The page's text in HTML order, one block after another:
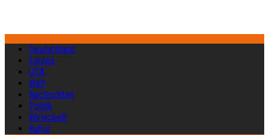
Deutschland
Europa
USA
Welt
Nachrichten
Politik
Wirtschaft
Kultur